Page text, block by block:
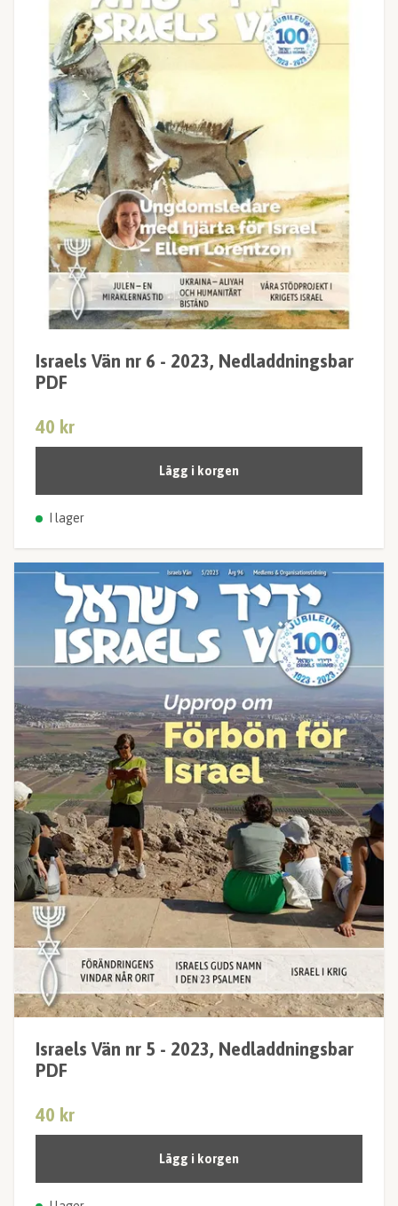
Israels Vän nr 6 - 2023, Nedladdningsbar
PDF
40 kr
Lägg i korgen
I lager
Israels Vän nr 5 - 2023, Nedladdningsbar
PDF
40 kr
Lägg i korgen